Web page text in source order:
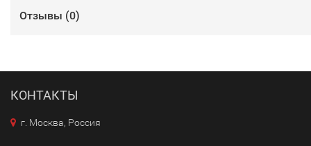
Отзывы (0)
КОНТАКТЫ
г. Москва, Россия